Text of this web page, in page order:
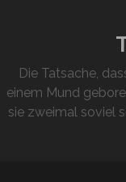
Die Tatsache,
einem Mund
sie zweimal soviel